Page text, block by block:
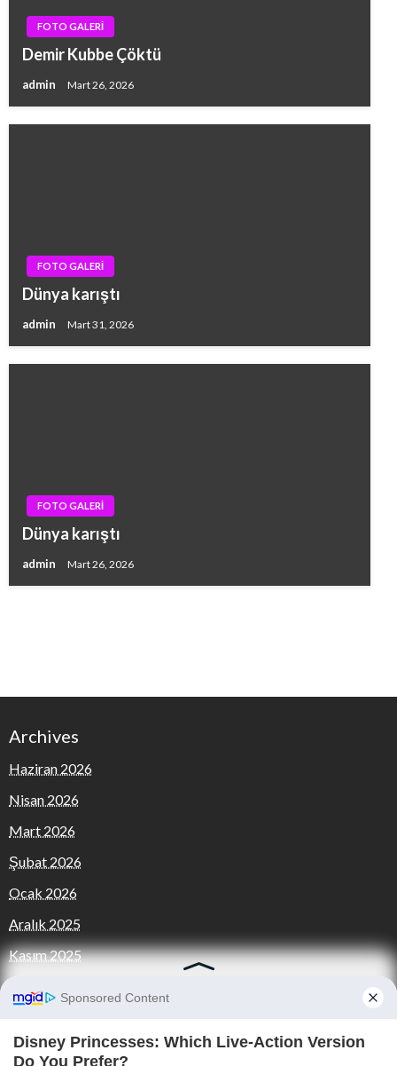
FOTO GALERİ
Demir Kubbe Çöktü
admin Mart 26, 2026
FOTO GALERİ
Dünya karıştı
admin Mart 31, 2026
FOTO GALERİ
Dünya karıştı
admin Mart 26, 2026
Archives
Haziran 2026
Nisan 2026
Mart 2026
Şubat 2026
Ocak 2026
Aralık 2025
Kasım 2025
FOTO GALERİ